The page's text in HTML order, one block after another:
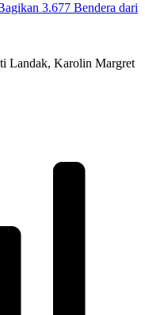
3.677 Bendera dari
Landak, Karolin Margret